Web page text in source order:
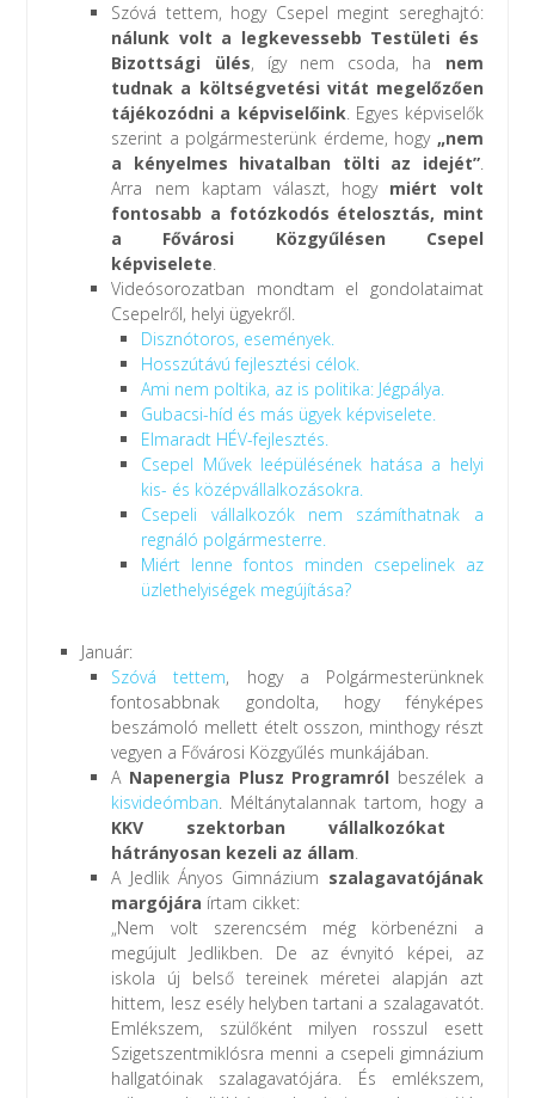
Szóvá tettem, hogy Csepel megint sereghajtó:
nálunk volt a legkevessebb Testületi és
Bizottsági ülés, így nem csoda, ha nem
tudnak a költségvetési vitát megelőzően
tájékozódni a képviselőink. Egyes képviselők
szerint a polgármesterünk érdeme, hogy „nem
a kényelmes hivatalban tölti az idejét”.
Arra nem kaptam választ, hogy miért volt
fontosabb a fotózkodós ételosztás, mint
a Fővárosi Közgyűlésen Csepel
képviselete.
Videósorozatban mondtam el gondolataimat
Csepelről, helyi ügyekről.
Disznótoros, események.
Hosszútávú fejlesztési célok.
Ami nem poltika, az is politika: Jégpálya.
Gubacsi-híd és más ügyek képviselete.
Elmaradt HÉV-fejlesztés.
Csepel Művek leépülésének hatása a helyi
kis- és középvállalkozásokra.
Csepeli vállalkozók nem számíthatnak a
regnáló polgármesterre.
Miért lenne fontos minden csepelinek az
üzlethelyiségek megújítása?
Január:
Szóvá tettem, hogy a Polgármesterünknek
fontosabbnak gondolta, hogy fényképes
beszámoló mellett ételt osszon, minthogy részt
vegyen a Fővárosi Közgyűlés munkájában.
A Napenergia Plusz Programról beszélek a
kisvideómban. Méltánytalannak tartom, hogy a
KKV szektorban vállalkozókat
hátrányosan kezeli az állam.
A Jedlik Ányos Gimnázium szalagavatójának
margójára írtam cikket:
„Nem volt szerencsém még körbenézni a
megújult Jedlikben. De az évnyitó képei, az
iskola új belső tereinek méretei alapján azt
hittem, lesz esély helyben tartani a szalagavatót.
Emlékszem, szülőként milyen rosszul esett
Szigetszentmiklósra menni a csepeli gimnázium
hallgatóinak szalagavatójára. És emlékszem,